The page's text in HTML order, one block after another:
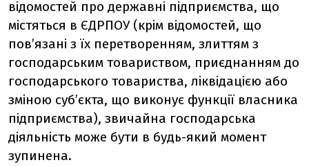
відомостей про державні підприємства, що
містяться в ЄДРПОУ (крім відомостей, що
пов’язані з їх перетворенням, злиттям з
господарським товариством, приєднанням до
господарського товариства, ліквідацією або
зміною суб’єкта, що виконує функції власника
підприємства), звичайна господарська
діяльність може бути в будь-який момент
зупинена.